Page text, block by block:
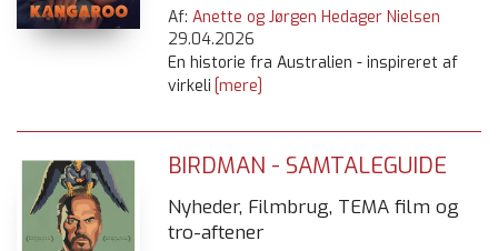
Af: Anette og Jørgen Hedager Nielsen
29.04.2026
En historie fra Australien - inspireret af
virkeli [mere]
BIRDMAN - SAMTALEGUIDE
Nyheder, Filmbrug, TEMA film og
tro-aftener